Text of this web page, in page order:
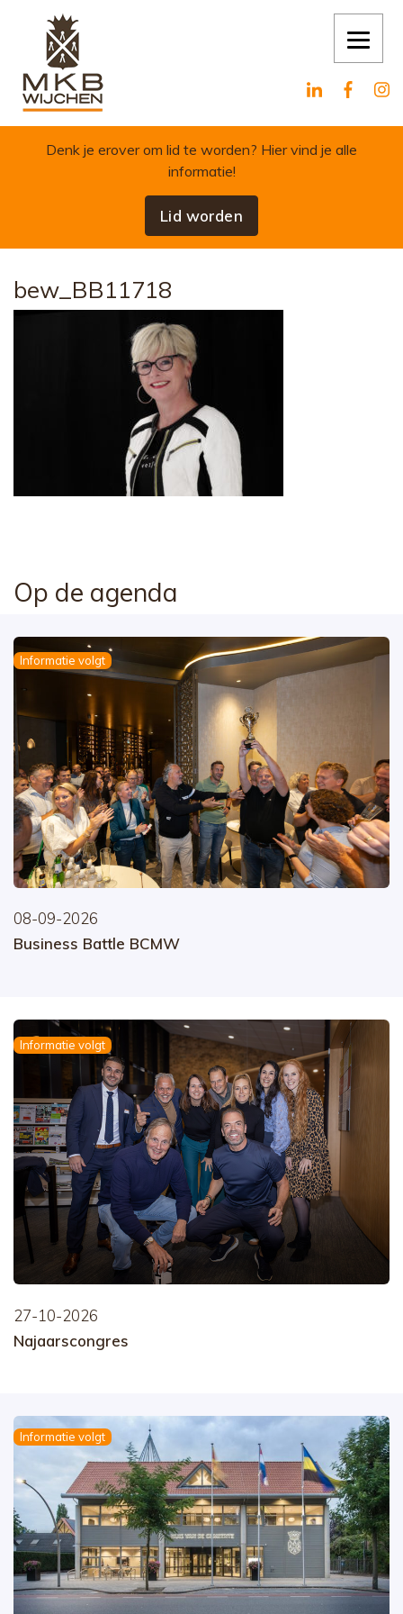
Skip to content
Denk je erover om lid te worden? Hier vind je alle
informatie!
Lid worden
bew_BB11718
Op de agenda
Informatie volgt
08-09-2026
Business Battle BCMW
Informatie volgt
27-10-2026
Najaarscongres
Informatie volgt